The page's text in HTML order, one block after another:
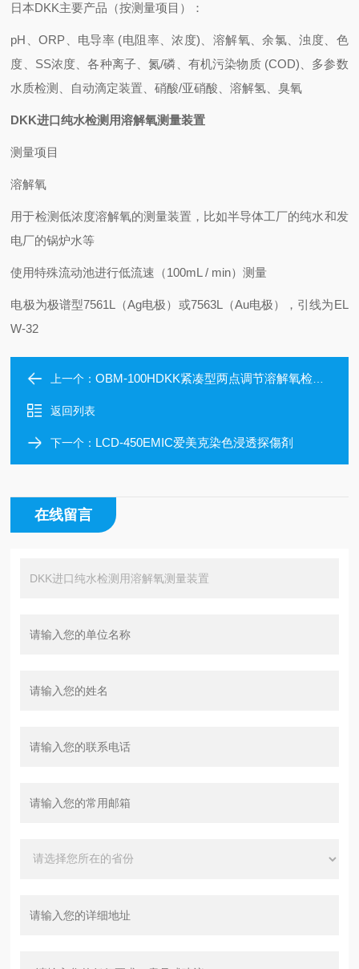
日本DKK主要产品（按测量项目）：
pH、ORP、电导率 (电阻率、浓度)、溶解氧、余氯、浊度、色
度、SS浓度、各种离子、氮/磷、有机污染物质 (COD)、多参数
水质检测、自动滴定装置、硝酸/亚硝酸、溶解氢、臭氧
DKK进口纯水检测用溶解氧测量装置
测量项目
溶解氧
用于检测低浓度溶解氧的测量装置，比如半导体工厂的纯水和发
电厂的锅炉水等
使用特殊流动池进行低流速（100mL / min）测量
电极为极谱型7561L（Ag电极）或7563L（Au电极），引线为EL
W-32
上一个：OBM-100HDKK紧凑型两点调节溶解氧检测仪
返回列表
下一个： LCD-450EMIC爱美克染色浸透探傷剤
在线留言